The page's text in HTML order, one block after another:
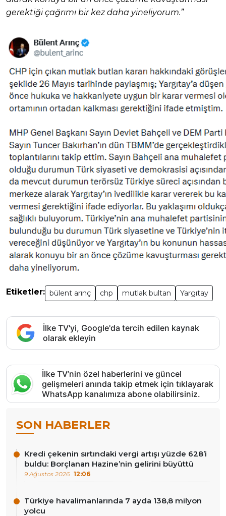
gerektiği çağrımı bir kez daha yineliyorum.”
Etiketler: bülent arınç chp mutlak bultan Yargıtay
İlke TV'yi, Google'da tercih edilen kaynak
olarak ekleyin
İlke TV’nin özel haberlerini ve güncel
gelişmeleri anında takip etmek için tıklayarak
WhatsApp kanalımıza abone olabilirsiniz.
SON HABERLER
Kredi çekenin sırtındaki vergi artışı yüzde 628’i
buldu: Borçlanan Hazine’nin gelirini büyüttü
9 Ağustos 2026 12:06
Türkiye havalimanlarında 7 ayda 138,8 milyon
yolcu